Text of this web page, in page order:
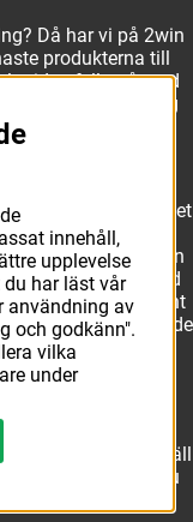
Då har vi på 2win
produkterna till
tiden fylla på med
naturligt val för dig
andra märken.
inom basket
behöver. Välj ut
välkända märken
komplettera med
prisvärda sortiment
rörelsefrihet, både
du behöver för
att hitta den här.
kan vi vår sak. Beställ
idag. Hos oss får du
innehåll,
upplevelse
har läst vår
användning av
och godkänn".
vilka
under